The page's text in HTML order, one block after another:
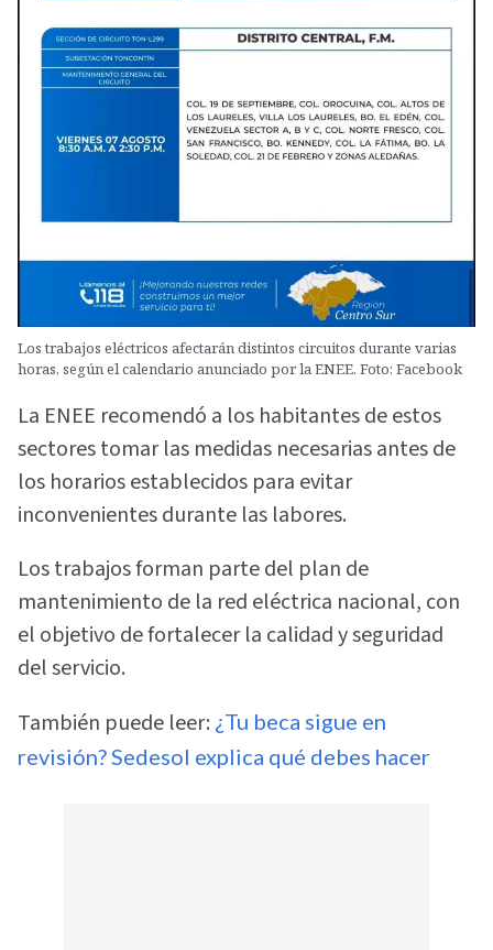
Los trabajos eléctricos afectarán distintos circuitos durante varias
horas, según el calendario anunciado por la ENEE. Foto: Facebook
La ENEE recomendó a los habitantes de estos
sectores tomar las medidas necesarias antes de
los horarios establecidos para evitar
inconvenientes durante las labores.
Los trabajos forman parte del plan de
mantenimiento de la red eléctrica nacional, con
el objetivo de fortalecer la calidad y seguridad
del servicio.
También puede leer: ¿Tu beca sigue en
revisión? Sedesol explica qué debes hacer